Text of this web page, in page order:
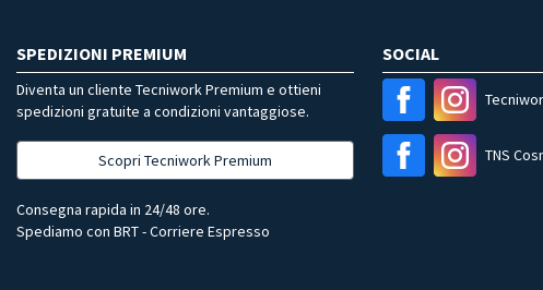
SPEDIZIONI PREMIUM
Diventa un cliente Tecniwork Premium e ottieni
spedizioni gratuite a condizioni vantaggiose.
Scopri Tecniwork Premium
Consegna rapida in 24/48 ore.
Spediamo con BRT - Corriere Espresso
SOCIAL
TNS